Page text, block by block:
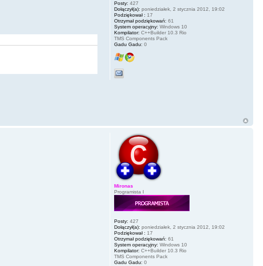
Posty: 427
Dołączył(a): poniedziałek, 2 stycznia 2012, 19:02
Podziękował : 17
Otrzymał podziękowań: 61
System operacyjny: Windows 10
Kompilator: C++Builder 10.3 Rio
TMS Components Pack
Gadu Gadu: 0
Mironas
Programista I
Posty: 427
Dołączył(a): poniedziałek, 2 stycznia 2012, 19:02
Podziękował : 17
Otrzymał podziękowań: 61
System operacyjny: Windows 10
Kompilator: C++Builder 10.3 Rio
TMS Components Pack
Gadu Gadu: 0